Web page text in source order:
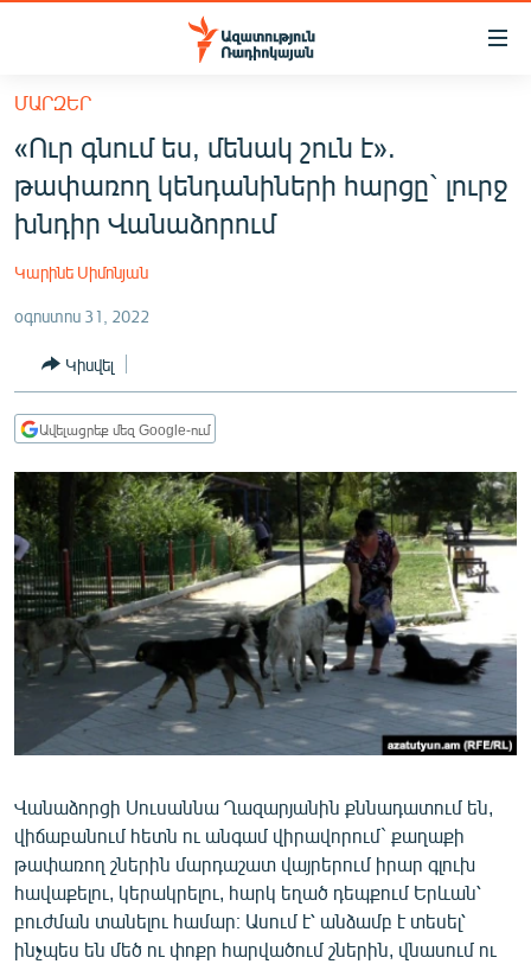
Մատչելիության
հիմնական
բովանդակությանը
հիմնական
մենյուին
ՀԱՅԱՍՏԱՆ
ՔԱՂԱՔԱԿԱՆ
ՏՆՏԵՍՈՒԹՅՈՒՆ
ՂԱՐԱԲԱՂ
ՏԱՐԱԾԱՇՐՋԱՆ
ՄԻՋԱԶԳԱՅԻՆ
ՄՇԱԿՈՒՅԹ
ՍՊՈՐՏ
ՄԵԿՆԱԲԱՆՈՒԹՅՈՒՆ
ՏՏ ԵՒ ԻՆՏԵՐՆԵՏ
ԱՐԽԻՎ
ՏԵՍԱՆՅՈՒԹԵՐ
ԲԱՆԱՎԵՃ
ՁԳՏԵԼՈՎ ԼԱՎԱԳՈՒՅՆԻՆ
ՄԱՐԶԵՐ
«Ուր գնում ես, մենակ շուն է».
թափառող կենդանիների հարցը` լուրջ
խնդիր Վանաձորում
Կարինե Սիմոնյան
օգոստոս 31, 2022
Կիսվել
Ավելացրեք մեզ Google-ում
Վանաձորցի Սուսաննա Ղազարյանին քննադատում են,
վիճաբանում հետն ու անգամ վիրավորում` քաղաքի
թափառող շներին մարդաշատ վայրերում իրար գլուխ
հավաքելու, կերակրելու, հարկ եղած դեպքում Երևան՝
բուժման տանելու համար։ Ասում է՝ անձամբ է տեսել՝
ինչպես են մեծ ու փոքր հարվածում շներին, վնասում ու